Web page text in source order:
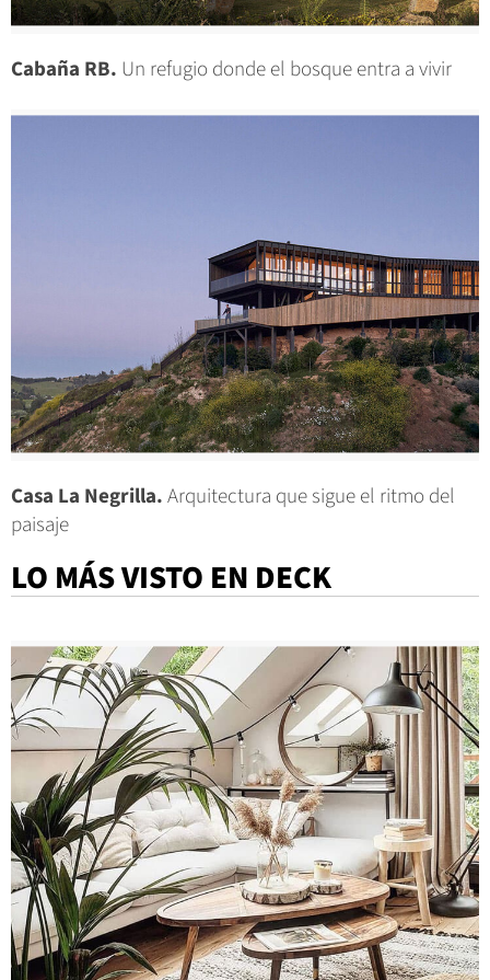
Cabaña RB. Un refugio donde el bosque entra a vivir
Casa La Negrilla.Arquitectura que sigue el ritmo del
paisaje
LO MÁS VISTO EN DECK